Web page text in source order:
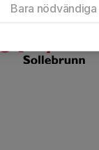
Bara nödvändiga